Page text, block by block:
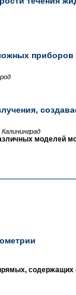
приборов
содержащих